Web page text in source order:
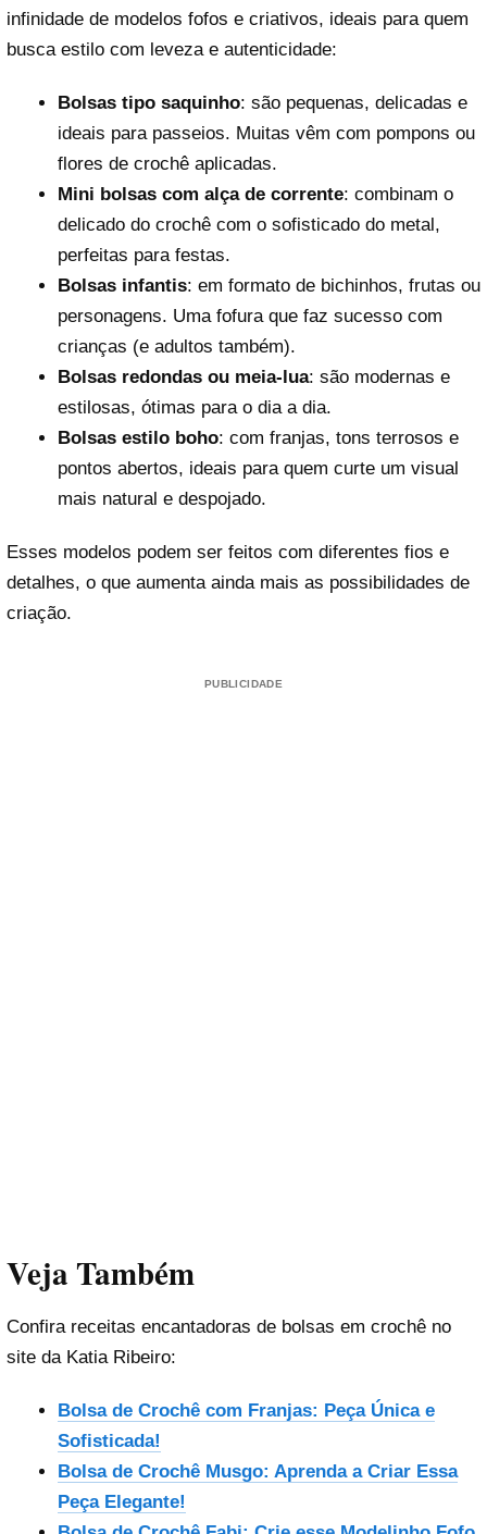
infinidade de modelos fofos e criativos, ideais para quem
busca estilo com leveza e autenticidade:
Bolsas tipo saquinho: são pequenas, delicadas e
ideais para passeios. Muitas vêm com pompons ou
flores de crochê aplicadas.
Mini bolsas com alça de corrente: combinam o
delicado do crochê com o sofisticado do metal,
perfeitas para festas.
Bolsas infantis: em formato de bichinhos, frutas ou
personagens. Uma fofura que faz sucesso com
crianças (e adultos também).
Bolsas redondas ou meia-lua: são modernas e
estilosas, ótimas para o dia a dia.
Bolsas estilo boho: com franjas, tons terrosos e
pontos abertos, ideais para quem curte um visual
mais natural e despojado.
Esses modelos podem ser feitos com diferentes fios e
detalhes, o que aumenta ainda mais as possibilidades de
criação.
PUBLICIDADE
Veja Também
Confira receitas encantadoras de bolsas em crochê no
site da Katia Ribeiro:
Bolsa de Crochê com Franjas: Peça Única e
Sofisticada!
Bolsa de Crochê Musgo: Aprenda a Criar Essa
Peça Elegante!